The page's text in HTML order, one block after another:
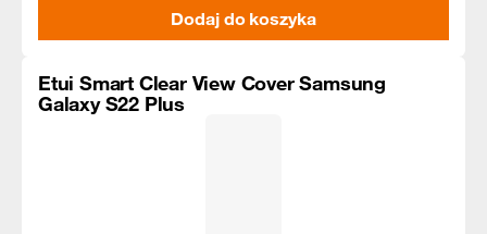
Dodaj do koszyka
Etui Smart Clear View Cover Samsung
Galaxy S22 Plus